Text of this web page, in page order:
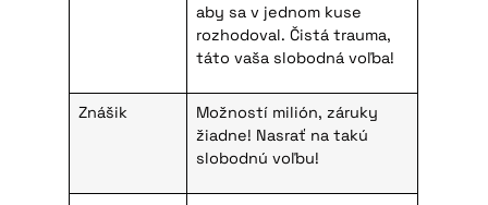
aby sa v jednom kuse
rozhodoval. Čistá trauma,
táto vaša slobodná voľba!
Znášik
Možností milión, záruky
žiadne! Nasrať na takú
slobodnú voľbu!